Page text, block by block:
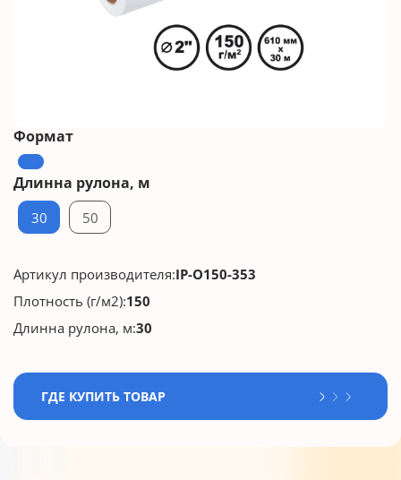
Формат
Длинна рулона, м
30 50
Артикул производителя:IP-O150-353
Плотность (г/м2):150
Длинна рулона, м:30
ГДЕ КУПИТЬ ТОВАР